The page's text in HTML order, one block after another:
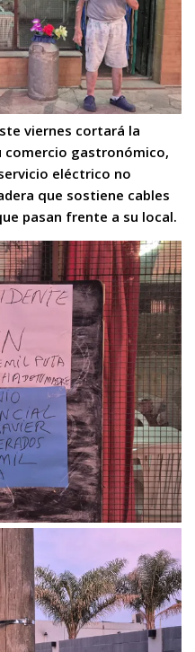
viernes cortará la
comercio gastronómico,
eléctrico no
que sostiene cables
pasan frente a su local.